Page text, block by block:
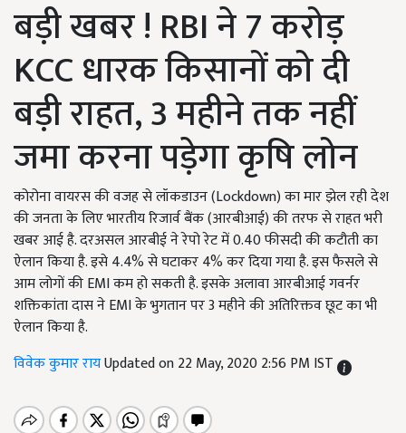
बड़ी खबर ! RBI ने 7 करोड़
KCC धारक किसानों को दी
बड़ी राहत, 3 महीने तक नहीं
जमा करना पड़ेगा कृषि लोन
कोरोना वायरस की वजह से लॉकडाउन (Lockdown) का मार झेल रही देश
की जनता के लिए भारतीय रिजार्व बैंक (आरबीआई) की तरफ से राहत भरी
खबर आई है. दरअसल आरबीई ने रेपो रेट में 0.40 फीसदी की कटौती का
ऐलान किया है. इसे 4.4% से घटाकर 4% कर दिया गया है. इस फैसले से
आम लोगों की EMI कम हो सकती है. इसके अलावा आरबीआई गवर्नर
शक्तिकांता दास ने EMI के भुगतान पर 3 महीने की अतिरिक्तव छूट का भी
ऐलान किया है.
विवेक कुमार रायUpdated on 22 May, 2020 2:56 PM IST